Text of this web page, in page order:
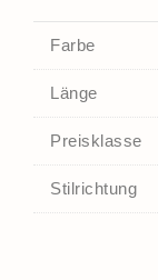
Farbe
Länge
Preisklasse
Stilrichtung